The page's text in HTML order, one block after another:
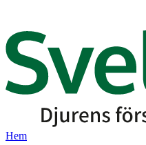
Hem